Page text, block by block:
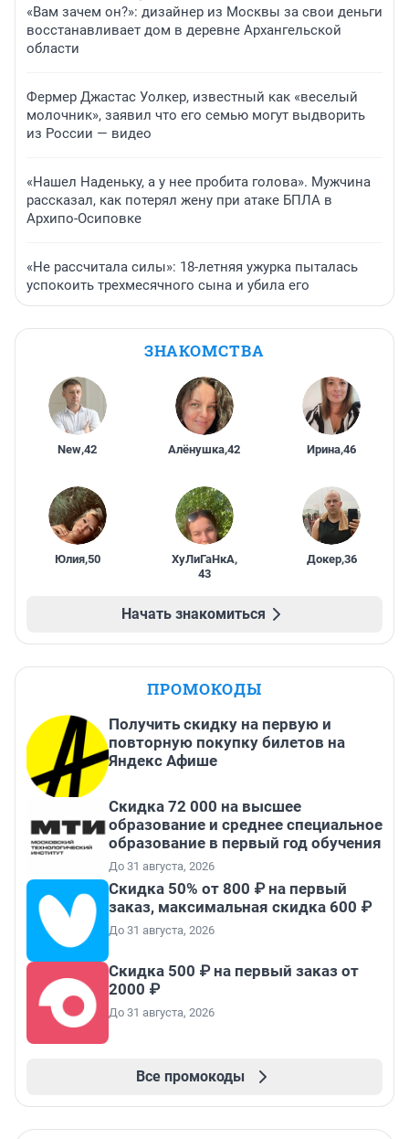
«Вам зачем он?»: дизайнер из Москвы за свои деньги
восстанавливает дом в деревне Архангельской
области
Фермер Джастас Уолкер, известный как «веселый
молочник», заявил что его семью могут выдворить
из России — видео
«Нашел Наденьку, а у нее пробита голова». Мужчина
рассказал, как потерял жену при атаке БПЛА в
Архипо-Осиповке
«Не рассчитала силы»: 18-летняя ужурка пыталась
успокоить трехмесячного сына и убила его
ЗНАКОМСТВА
New,42 Алёнушка,42 Ирина,46
Юлия,50 ХуЛиГаНкА,
43
Докер,36
Начать знакомиться
ПРОМОКОДЫ
Получить скидку на первую и
повторную покупку билетов на
Яндекс Афише
Скидка 72 000 на высшее
образование и среднее специальное
образование в первый год обучения
До 31 августа, 2026
Скидка 50% от 800 ₽ на первый
заказ, максимальная скидка 600 ₽
До 31 августа, 2026
Скидка 500 ₽ на первый заказ от
2000 ₽
До 31 августа, 2026
Все промокоды